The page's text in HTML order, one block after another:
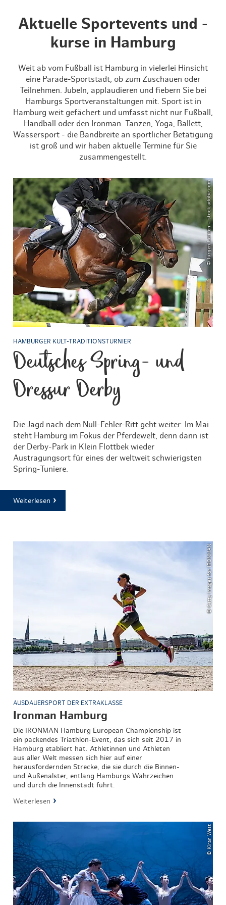
Aktuelle Sportevents und -
kurse in Hamburg
Weit ab vom Fußball ist Hamburg in vielerlei Hinsicht
eine Parade-Sportstadt, ob zum Zuschauen oder
Teilnehmen. Jubeln, applaudieren und fiebern Sie bei
Hamburgs Sportveranstaltungen mit. Sport ist in
Hamburg weit gefächert und umfasst nicht nur Fußball,
Handball oder den Ironman. Tanzen, Yoga, Ballett,
Wassersport - die Bandbreite an sportlicher Betätigung
ist groß und wir haben aktuelle Termine für Sie
zusammengestellt.
© Jürgen Lenzen – stock.adobe.com
HAMBURGER KULT-TRADITIONSTURNIER
Deutsches Spring- und
Dressur Derby
Die Jagd nach dem Null-Fehler-Ritt geht weiter: Im Mai
steht Hamburg im Fokus der Pferdewelt, denn dann ist
der Derby-Park in Klein Flottbek wieder
Austragungsort für eines der weltweit schwierigsten
Spring-Tuniere.
Weiterlesen
© Getty Images for IRONMAN
AUSDAUERSPORT DER EXTRAKLASSE
Ironman Hamburg
Die IRONMAN Hamburg European Championship ist
ein packendes Triathlon-Event, das sich seit 2017 in
Hamburg etabliert hat. Athletinnen und Athleten
aus aller Welt messen sich hier auf einer
herausfordernden Strecke, die sie durch die Binnen-
und Außenalster, entlang Hamburgs Wahrzeichen
und durch die Innenstadt führt.
Weiterlesen
© Kiran West